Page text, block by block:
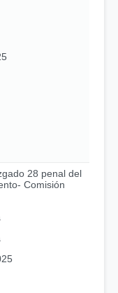
28 penal del
Comisión